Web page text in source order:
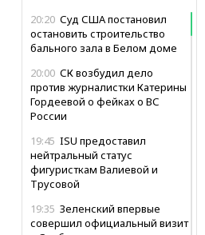
20:20 Суд США постановил
остановить строительство
бального зала в Белом доме
20:00 СК возбудил дело
против журналистки Катерины
Гордеевой о фейках о ВС
России
19:45 ISU предоставил
нейтральный статус
фигуристкам Валиевой и
Трусовой
19:35 Зеленский впервые
совершил официальный визит